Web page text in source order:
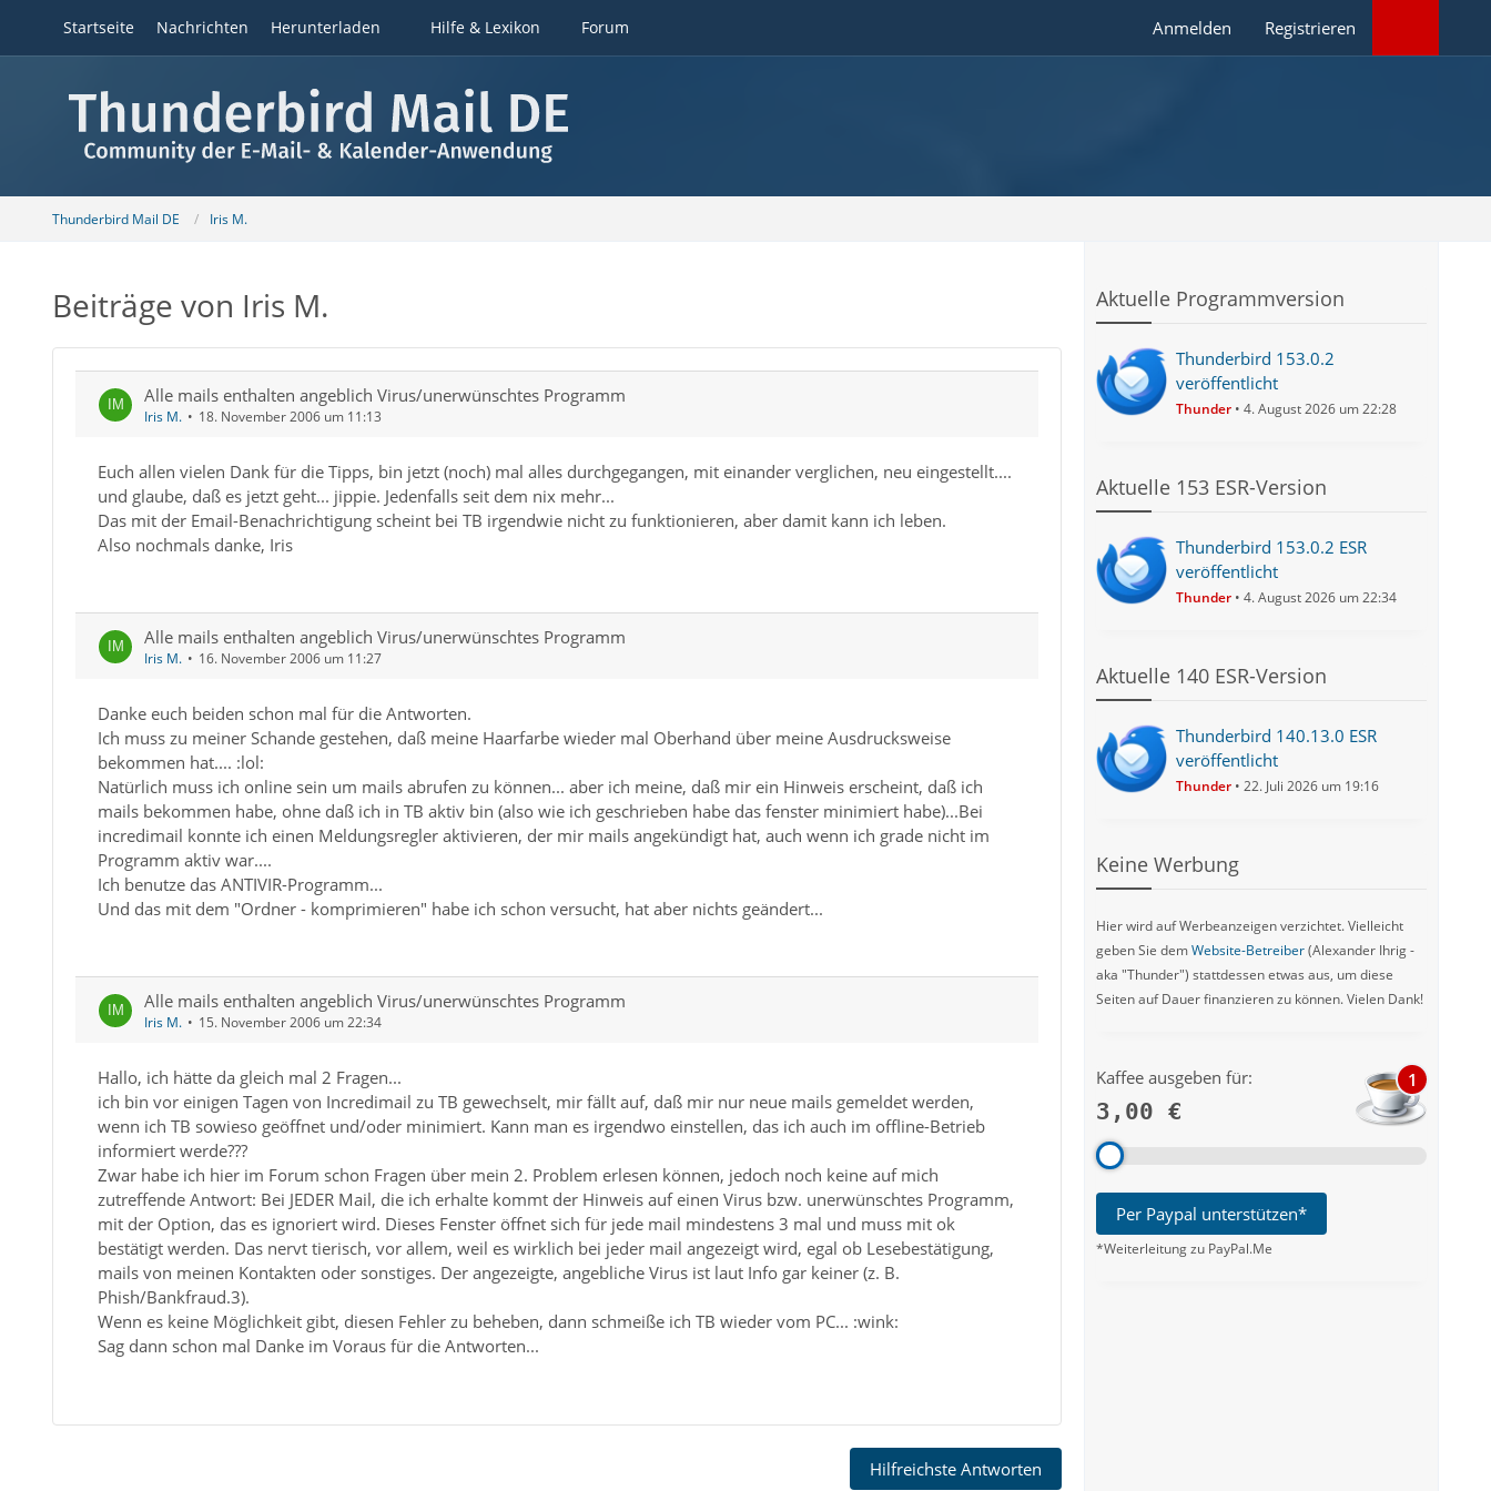
Startseite Nachrichten Herunterladen Hilfe & Lexikon Forum Anmelden Registrieren
Thunderbird Mail DE Iris M.
Beiträge von Iris M.
Alle mails enthalten angeblich Virus/unerwünschtes Programm
Iris M. 18. November 2006 um 11:13
Euch allen vielen Dank für die Tipps, bin jetzt (noch) mal alles durchgegangen, mit einander verglichen, neu eingestellt....
und glaube, daß es jetzt geht... jippie. Jedenfalls seit dem nix mehr...
Das mit der Email-Benachrichtigung scheint bei TB irgendwie nicht zu funktionieren, aber damit kann ich leben.
Also nochmals danke, Iris
Alle mails enthalten angeblich Virus/unerwünschtes Programm
Iris M. 16. November 2006 um 11:27
Danke euch beiden schon mal für die Antworten.
Ich muss zu meiner Schande gestehen, daß meine Haarfarbe wieder mal Oberhand über meine Ausdrucksweise
bekommen hat.... :lol:
Natürlich muss ich online sein um mails abrufen zu können... aber ich meine, daß mir ein Hinweis erscheint, daß ich
mails bekommen habe, ohne daß ich in TB aktiv bin (also wie ich geschrieben habe das fenster minimiert habe)...Bei
incredimail konnte ich einen Meldungsregler aktivieren, der mir mails angekündigt hat, auch wenn ich grade nicht im
Programm aktiv war....
Ich benutze das ANTIVIR-Programm...
Und das mit dem "Ordner - komprimieren" habe ich schon versucht, hat aber nichts geändert...
Alle mails enthalten angeblich Virus/unerwünschtes Programm
Iris M. 15. November 2006 um 22:34
Hallo, ich hätte da gleich mal 2 Fragen...
ich bin vor einigen Tagen von Incredimail zu TB gewechselt, mir fällt auf, daß mir nur neue mails gemeldet werden,
wenn ich TB sowieso geöffnet und/oder minimiert. Kann man es irgendwo einstellen, das ich auch im offline-Betrieb
informiert werde???
Zwar habe ich hier im Forum schon Fragen über mein 2. Problem erlesen können, jedoch noch keine auf mich
zutreffende Antwort: Bei JEDER Mail, die ich erhalte kommt der Hinweis auf einen Virus bzw. unerwünschtes Programm,
mit der Option, das es ignoriert wird. Dieses Fenster öffnet sich für jede mail mindestens 3 mal und muss mit ok
bestätigt werden. Das nervt tierisch, vor allem, weil es wirklich bei jeder mail angezeigt wird, egal ob Lesebestätigung,
mails von meinen Kontakten oder sonstiges. Der angezeigte, angebliche Virus ist laut Info gar keiner (z. B.
Phish/Bankfraud.3).
Wenn es keine Möglichkeit gibt, diesen Fehler zu beheben, dann schmeiße ich TB wieder vom PC... :wink:
Sag dann schon mal Danke im Voraus für die Antworten...
Hilfreichste Antworten
Aktuelle Programmversion
Thunderbird 153.0.2
veröffentlicht
Thunder 4. August 2026 um 22:28
Aktuelle 153 ESR-Version
Thunderbird 153.0.2 ESR
veröffentlicht
Thunder 4. August 2026 um 22:34
Aktuelle 140 ESR-Version
Thunderbird 140.13.0 ESR
veröffentlicht
Thunder 22. Juli 2026 um 19:16
Keine Werbung
Hier wird auf Werbeanzeigen verzichtet. Vielleicht
geben Sie demWebsite-Betreiber(Alexander Ihrig -
aka "Thunder") stattdessen etwas aus, um diese
Seiten auf Dauer finanzieren zu können. Vielen Dank!
Kaffee ausgeben für:
3,00 €
1
Per Paypal unterstützen*
*Weiterleitung zu PayPal.Me